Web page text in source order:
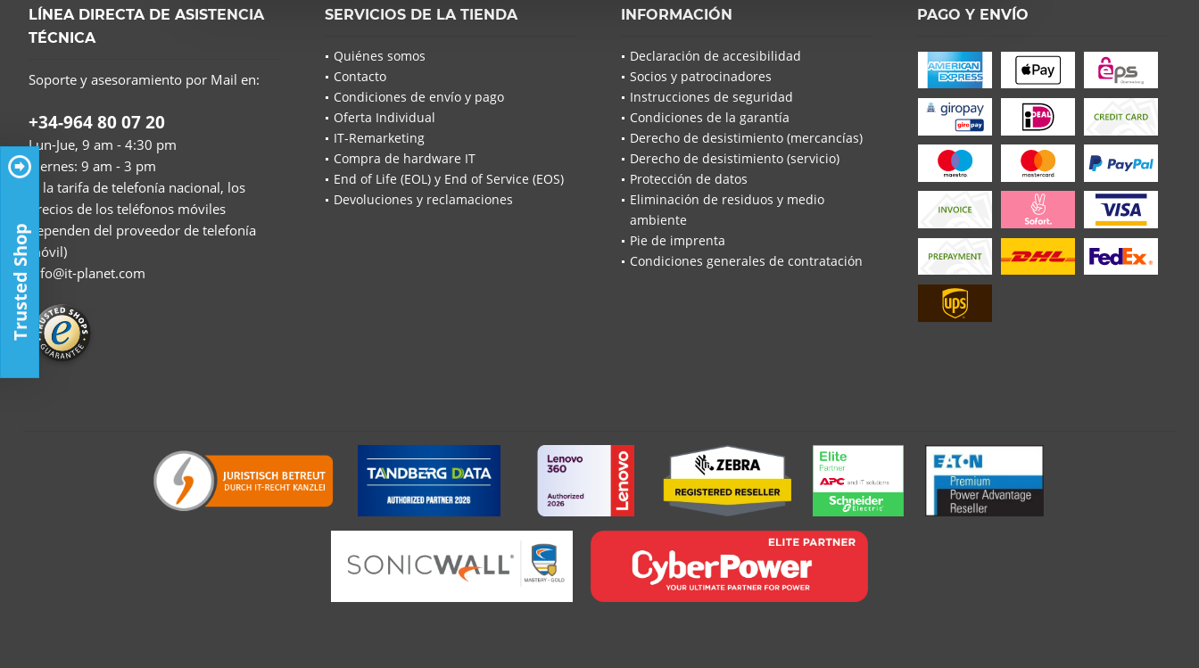
Política de Privacidadentender y estar de
Los campos con * son obligatorios
Envía
LÍNEA DIRECTA DE ASISTENCIA
TÉCNICA
Soporte y asesoramiento por Mail en:
+34-964 80 07 20
Lun-Jue, 9 am - 4:30 pm
Viernes: 9 am - 3 pm
(a la tarifa de telefonía nacional, los
precios de los teléfonos móviles
dependen del proveedor de telefonía
móvil)
info@it-planet.com
SERVICIOS DE LA TIENDA
Quiénes somos
Contacto
Condiciones de envío y pago
Oferta Individual
IT-Remarketing
Compra de hardware IT
End of Life (EOL) y End of Service (EOS)
Devoluciones y reclamaciones
INFORMACIÓN
Declaración de accesibilidad
Socios y patrocinadores
Instrucciones de seguridad
Condiciones de la garantía
Derecho de desistimiento (mercancías)
Derecho de desistimiento (servicio)
Protección de datos
Eliminación de residuos y medio
ambiente
Pie de imprenta
Condiciones generales de contratación
PAGO Y ENVÍO
Trusted Shop